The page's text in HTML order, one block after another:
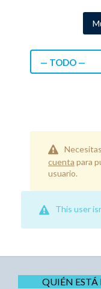
— TODO —
Necesitas
cuenta para
usuario.
This user
QUIÉN ESTÁ